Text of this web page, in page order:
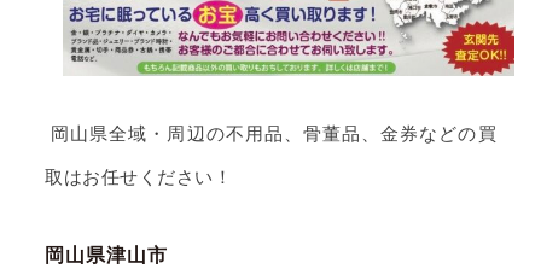
岡山県全域・周辺の不用品、骨董品、金券などの買
取はお任せください！
岡山県津山市